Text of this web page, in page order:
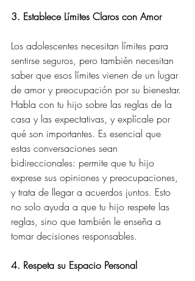
3. Establece Límites Claros con Amor
Los adolescentes necesitan límites para
sentirse seguros, pero también necesitan
saber que esos límites vienen de un lugar
de amor y preocupación por su bienestar.
Habla con tu hijo sobre las reglas de la
casa y las expectativas, y explícale por
qué son importantes. Es esencial que
estas conversaciones sean
bidireccionales: permite que tu hijo
exprese sus opiniones y preocupaciones,
y trata de llegar a acuerdos juntos. Esto
no solo ayuda a que tu hijo respete las
reglas, sino que también le enseña a
tomar decisiones responsables.
4. Respeta su Espacio Personal